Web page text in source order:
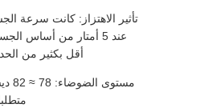
تأثير الاهتزاز: كانت سرعة
أقل بكثير من الحد